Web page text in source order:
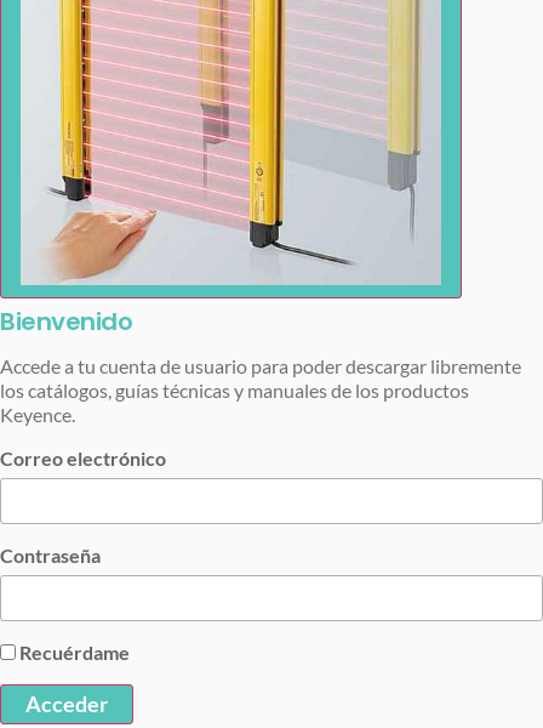
Bienvenido
Accede a tu cuenta de usuario para poder descargar libremente
los catálogos, guías técnicas y manuales de los productos
Keyence.
Correo electrónico
Contraseña
Recuérdame
Acceder